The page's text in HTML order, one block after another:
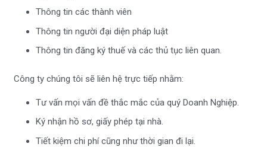
Thông tin các thành viên
Thông tin người đại diện pháp luật
Thông tin đăng ký thuế và các thủ tục liên quan.
Công ty chúng tôi sẽ liên hệ trực tiếp nhằm:
Tư vấn mọi vấn đề thắc mắc của quý Doanh Nghiệp.
Ký nhận hồ sơ, giấy phép tại nhà.
Tiết kiệm chi phí cũng như thời gian đi lại.